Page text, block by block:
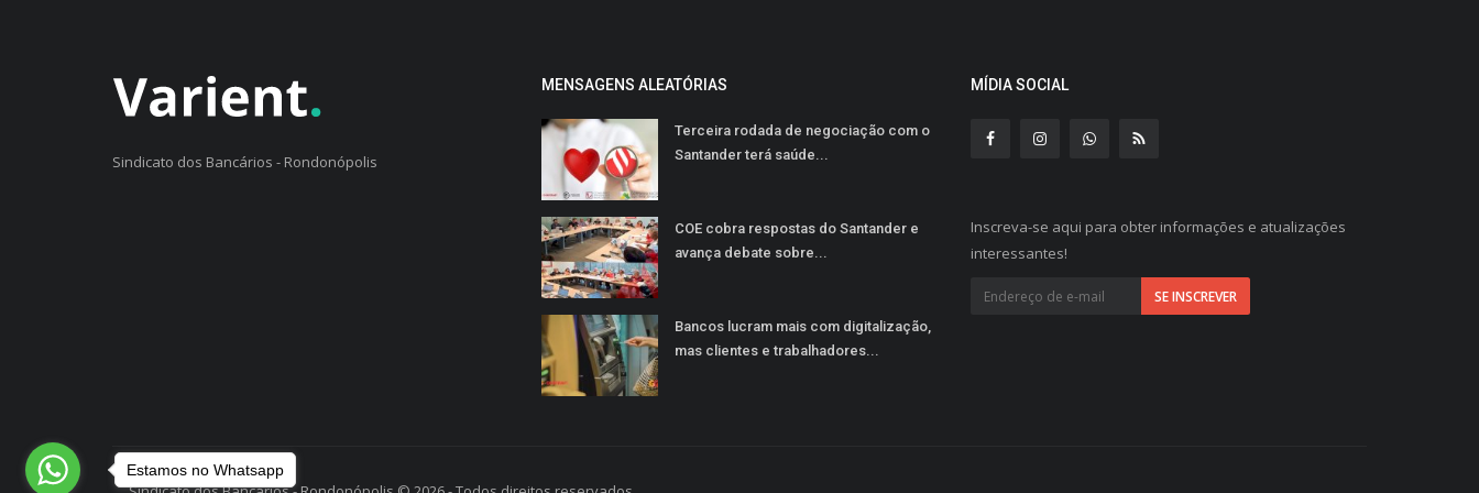
Sindicato dos Bancários - Rondonópolis
MENSAGENS ALEATÓRIAS
Terceira rodada de negociação com o
Santander terá saúde...
COE cobra respostas do Santander e
avança debate sobre...
Bancos lucram mais com digitalização,
mas clientes e trabalhadores...
MÍDIA SOCIAL
Inscreva-se aqui para obter informações e atualizações
interessantes!
Estamos no Whatsapp